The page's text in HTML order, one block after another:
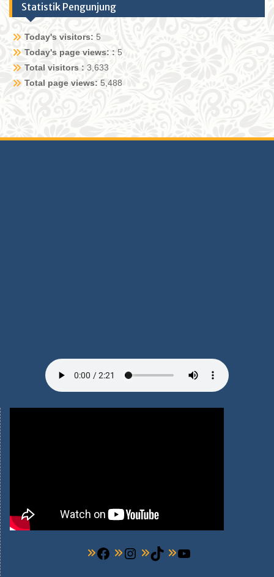
Statistik Pengunjung
Today's visitors: 5
Today's page views: : 5
Total visitors : 3,633
Total page views: 5,488